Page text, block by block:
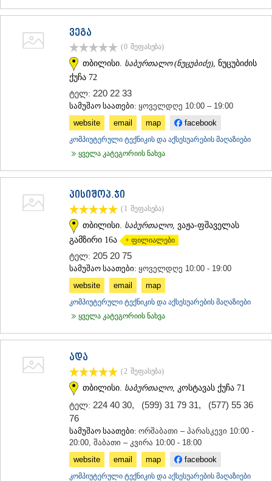
ვეგა
(0 შეფასება)
თბილისი. საბურთალო (ნუცუბიძე) , ნუცუბიძის
ქუჩა 72
ტელ: 220 22 33
სამუშაო საათები: ყოველდღე 10:00 – 19:00
website
email map facebook
კომპიუტერული ტექნიკის და აქსესუარების მაღაზიები
ყველა კატეგორიის ნახვა
პისიშოპ.ჯი
(1 შეფასება)
თბილისი. საბურთალო, ვაჟა-ფშაველას
გამზირი 16ა + ფილიალები
ტელ: 205 20 75
სამუშაო საათები: ყოველდღე 10:00 - 19:00
website
email map
კომპიუტერული ტექნიკის და აქსესუარების მაღაზიები
ყველა კატეგორიის ნახვა
ადა
(2 შეფასება)
თბილისი. საბურთალო, კოსტავას ქუჩა 71
ტელ: 224 40 30, (599) 31 79 31, (577) 55 36
76
სამუშაო საათები: ორშაბათი – პარასკევი 10:00 -
20:00, შაბათი – კვირა 10:00 - 18:00
website
email map facebook
კომპიუტერული ტექნიკის და აქსესუარების მაღაზიები